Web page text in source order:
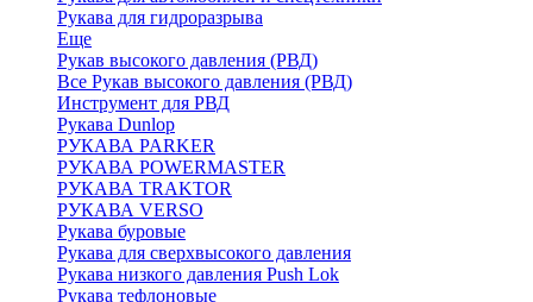
Рукава для гидроразрыва
Еще
Рукав высокого давления (РВД)
Все Рукав высокого давления (РВД)
Инструмент для РВД
Рукава Dunlop
РУКАВА PARKER
РУКАВА POWERMASTER
РУКАВА TRAKTOR
РУКАВА VERSO
Рукава буровые
Рукава для сверхвысокого давления
Рукава низкого давления Push Lok
Рукава тефлоновые